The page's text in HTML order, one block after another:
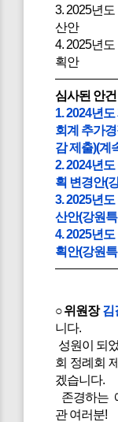
3. 2025년
산안
4. 2025년
획안
심사된 안건
1. 2024년
회계 추가
감 제출)(계
2. 2024년
획 변경안(
3. 2025년
산안(강원
4. 2025년
획안(강원
○위원장김
니다.
성원이 되
회 정례회
겠습니다.
존경하는
관 여러분!